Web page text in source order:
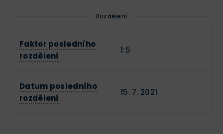
Rozdělení
Faktor posledního
rozdělení
1:5
Datum posledního
rozdělení
15. 7. 2021